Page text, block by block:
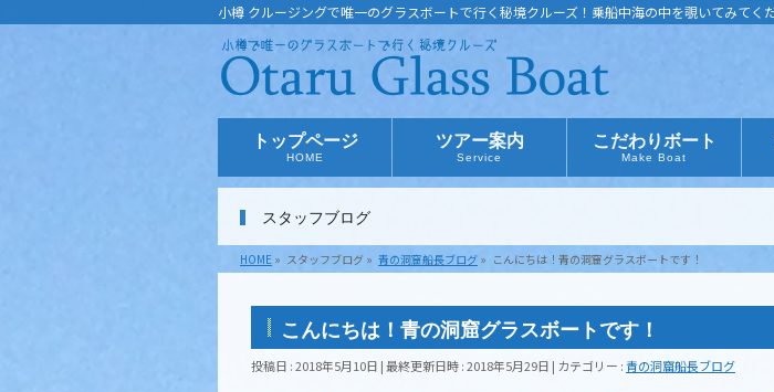
小樽 クルージングで唯一のグラスボートで行く秘境クルーズ！乗船中海の中を覗いてみてくだ
トップページ
HOME
ツアー案内
Service
こだわりボート
Make Boat
スタッフブログ
HOME » スタッフブログ » 青の洞窟船長ブログ » こんにちは︎！青の洞窟グラスボートです！
こんにちは︎！青の洞窟グラスボートです！
投稿日 : 2018年5月10日 最終更新日時 : 2018年5月29日 カテゴリー :青の洞窟船長ブログ